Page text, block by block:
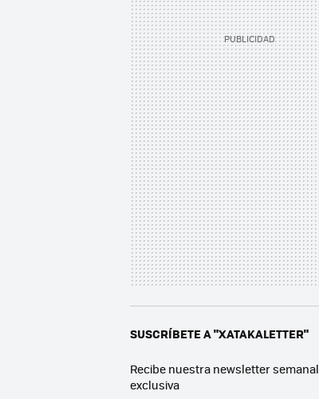
SUSCRÍBETE A "XATAKALETTER"
Recibe nuestra newsletter semanal
exclusiva